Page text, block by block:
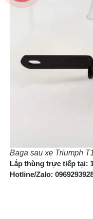
Baga sau xe Triumph
Lắp thùng trực tiếp tại:
Hotline/Zalo: